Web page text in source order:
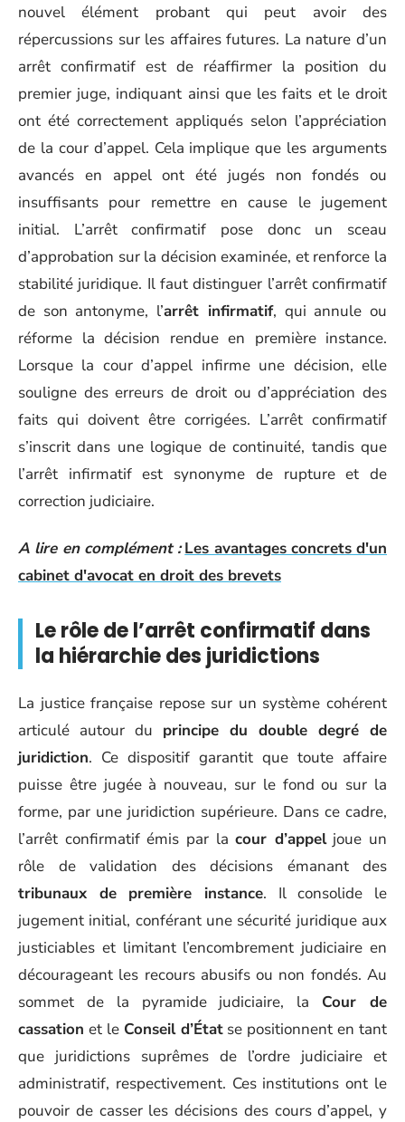
nouvel élément probant qui peut avoir des
répercussions sur les affaires futures. La nature d’un
arrêt confirmatif est de réaffirmer la position du
premier juge, indiquant ainsi que les faits et le droit
ont été correctement appliqués selon l’appréciation
de la cour d’appel. Cela implique que les arguments
avancés en appel ont été jugés non fondés ou
insuffisants pour remettre en cause le jugement
initial. L’arrêt confirmatif pose donc un sceau
d’approbation sur la décision examinée, et renforce la
stabilité juridique. Il faut distinguer l’arrêt confirmatif
de son antonyme, l’arrêt infirmatif, qui annule ou
réforme la décision rendue en première instance.
Lorsque la cour d’appel infirme une décision, elle
souligne des erreurs de droit ou d’appréciation des
faits qui doivent être corrigées. L’arrêt confirmatif
s’inscrit dans une logique de continuité, tandis que
l’arrêt infirmatif est synonyme de rupture et de
correction judiciaire.
A lire en complément : Les avantages concrets d'un
cabinet d'avocat en droit des brevets
Le rôle de l’arrêt confirmatif dans
la hiérarchie des juridictions
La justice française repose sur un système cohérent
articulé autour du principe du double degré de
juridiction. Ce dispositif garantit que toute affaire
puisse être jugée à nouveau, sur le fond ou sur la
forme, par une juridiction supérieure. Dans ce cadre,
l’arrêt confirmatif émis par lacour d’appeljoue un
rôle de validation des décisions émanant des
tribunaux de première instance. Il consolide le
jugement initial, conférant une sécurité juridique aux
justiciables et limitant l’encombrement judiciaire en
décourageant les recours abusifs ou non fondés. Au
sommet de la pyramide judiciaire, la Cour de
cassation et le Conseil d’Étatse positionnent en tant
que juridictions suprêmes de l’ordre judiciaire et
administratif, respectivement. Ces institutions ont le
pouvoir de casser les décisions des cours d’appel, y